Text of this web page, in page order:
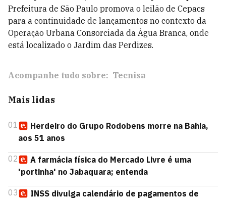
Prefeitura de São Paulo promova o leilão de Cepacs
para a continuidade de lançamentos no contexto da
Operação Urbana Consorciada da Água Branca, onde
está localizado o Jardim das Perdizes.
Acompanhe tudo sobre: Tecnisa
Mais lidas
01
Herdeiro do Grupo Rodobens morre na Bahia,
aos 51 anos
02
A farmácia física do Mercado Livre é uma
'portinha' no Jabaquara; entenda
03
INSS divulga calendário de pagamentos de